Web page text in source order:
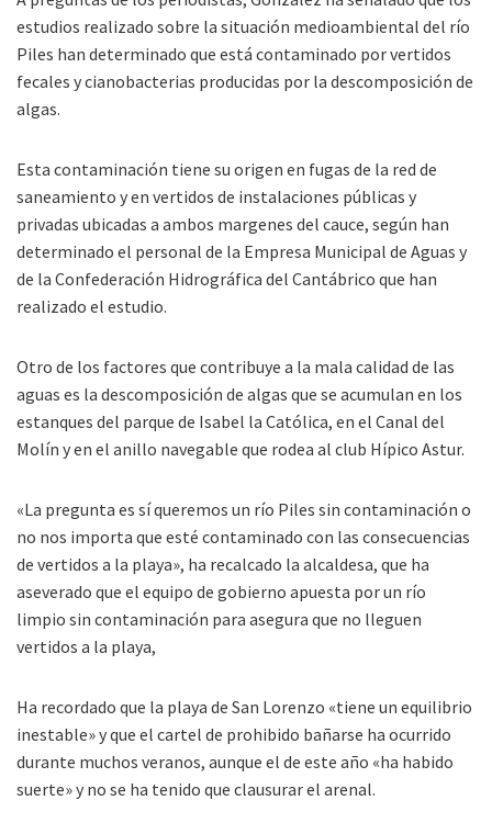
estudios realizado sobre la situación medioambiental del río
Piles han determinado que está contaminado por vertidos
fecales y cianobacterias producidas por la descomposición de
algas.
Esta contaminación tiene su origen en fugas de la red de
saneamiento y en vertidos de instalaciones públicas y
privadas ubicadas a ambos margenes del cauce, según han
determinado el personal de la Empresa Municipal de Aguas y
de la Confederación Hidrográfica del Cantábrico que han
realizado el estudio.
Otro de los factores que contribuye a la mala calidad de las
aguas es la descomposición de algas que se acumulan en los
estanques del parque de Isabel la Católica, en el Canal del
Molín y en el anillo navegable que rodea al club Hípico Astur.
«La pregunta es sí queremos un río Piles sin contaminación o
no nos importa que esté contaminado con las consecuencias
de vertidos a la playa», ha recalcado la alcaldesa, que ha
aseverado que el equipo de gobierno apuesta por un río
limpio sin contaminación para asegura que no lleguen
vertidos a la playa,
Ha recordado que la playa de San Lorenzo «tiene un equilibrio
inestable» y que el cartel de prohibido bañarse ha ocurrido
durante muchos veranos, aunque el de este año «ha habido
suerte» y no se ha tenido que clausurar el arenal.